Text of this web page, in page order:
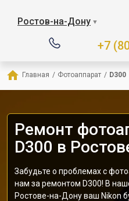
Ростов-на-Дону ▼
+7
Главная / Фотоаппарат / D300
Ремонт
D300 в
Забудьте о проблемах с
нам за ремонтом D300! В
Ростове-на-Дону ваш Nikon